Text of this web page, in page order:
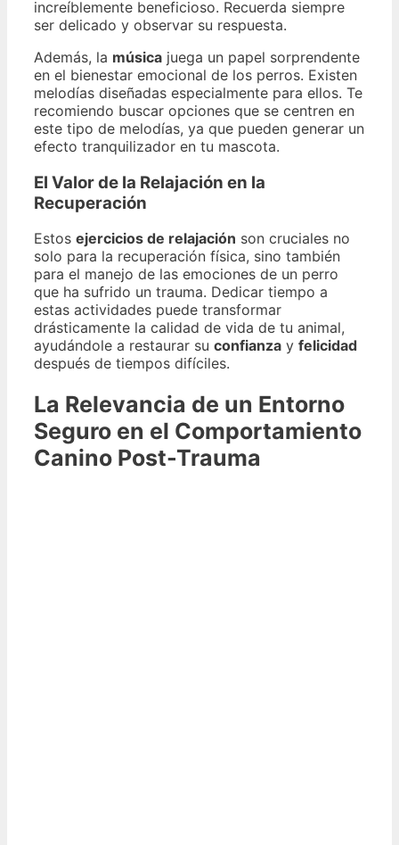
increíblemente beneficioso. Recuerda siempre
ser delicado y observar su respuesta.
Además, la música juega un papel sorprendente
en el bienestar emocional de los perros. Existen
melodías diseñadas especialmente para ellos. Te
recomiendo buscar opciones que se centren en
este tipo de melodías, ya que pueden generar un
efecto tranquilizador en tu mascota.
El Valor de la Relajación en la
Recuperación
Estos ejercicios de relajación son cruciales no
solo para la recuperación física, sino también
para el manejo de las emociones de un perro
que ha sufrido un trauma. Dedicar tiempo a
estas actividades puede transformar
drásticamente la calidad de vida de tu animal,
ayudándole a restaurar su confianza y felicidad
después de tiempos difíciles.
La Relevancia de un Entorno
Seguro en el Comportamiento
Canino Post-Trauma